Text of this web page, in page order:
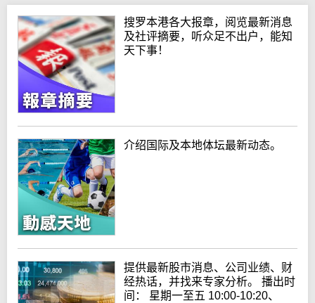
搜罗本港各大报章，阅览最新消息
及社评摘要，听众足不出户，能知
天下事！
介绍国际及本地体坛最新动态。
提供最新股市消息、公司业绩、财
经热话，并找来专家分析。 播出时
间： 星期一至五 10:00-10:20、